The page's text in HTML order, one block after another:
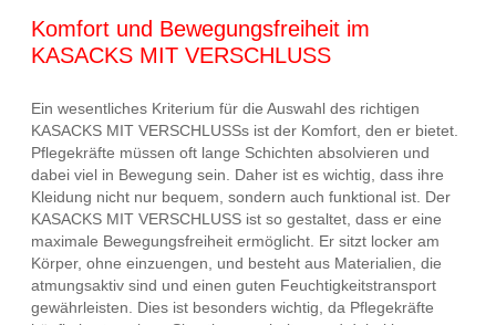
Komfort und Bewegungsfreiheit im
KASACKS MIT VERSCHLUSS
Ein wesentliches Kriterium für die Auswahl des richtigen
KASACKS MIT VERSCHLUSSs ist der Komfort, den er bietet.
Pflegekräfte müssen oft lange Schichten absolvieren und
dabei viel in Bewegung sein. Daher ist es wichtig, dass ihre
Kleidung nicht nur bequem, sondern auch funktional ist. Der
KASACKS MIT VERSCHLUSS ist so gestaltet, dass er eine
maximale Bewegungsfreiheit ermöglicht. Er sitzt locker am
Körper, ohne einzuengen, und besteht aus Materialien, die
atmungsaktiv sind und einen guten Feuchtigkeitstransport
gewährleisten. Dies ist besonders wichtig, da Pflegekräfte